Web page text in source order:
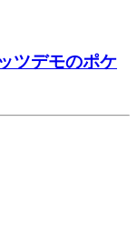
ツデモのポケ